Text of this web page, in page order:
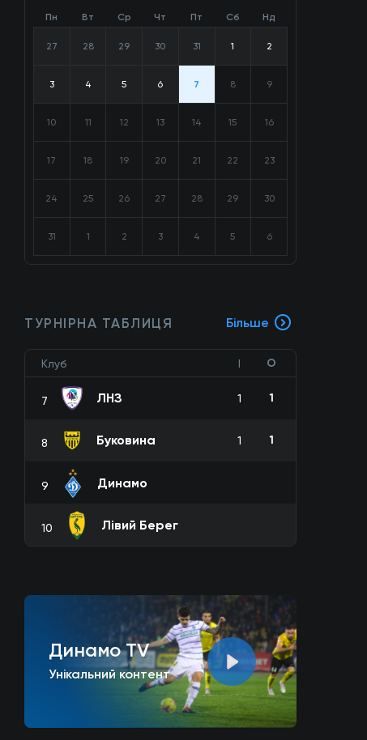
Пн Вт Ср Чт Пт Сб Нд
27 28 29 30 31 1 2
3 4 5 6 7 8 9
10 11 12 13 14 15 16
17 18 19 20 21 22 23
24 25 26 27 28 29 30
31 1 2 3 4 5 6
ТУРНІРНА ТАБЛИЦЯ Більше
Клуб І О
7 ЛНЗ 1 1
8 Буковина 1 1
9 Динамо
10 Лівий Берег
Динамо TV
Унікальний контент